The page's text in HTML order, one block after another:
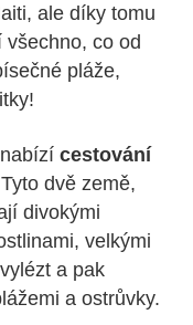
ale díky tomu
co od
pláže,
cestování
dvě země,
divokými
velkými
a pak
a ostrůvky.